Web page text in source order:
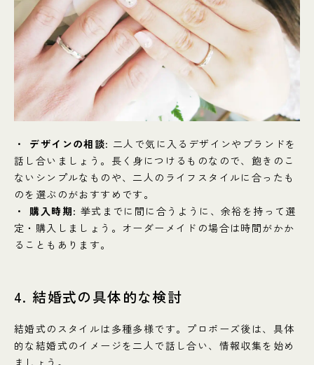
デザインの相談: 二人で気に入るデザインやブランドを
話し合いましょう。長く身につけるものなので、飽きのこ
ないシンプルなものや、二人のライフスタイルに合ったも
のを選ぶのがおすすめです。
購入時期: 挙式までに間に合うように、余裕を持って選
定・購入しましょう。オーダーメイドの場合は時間がかか
ることもあります。
4. 結婚式の具体的な検討
結婚式のスタイルは多種多様です。プロポーズ後は、具体
的な結婚式のイメージを二人で話し合い、情報収集を始め